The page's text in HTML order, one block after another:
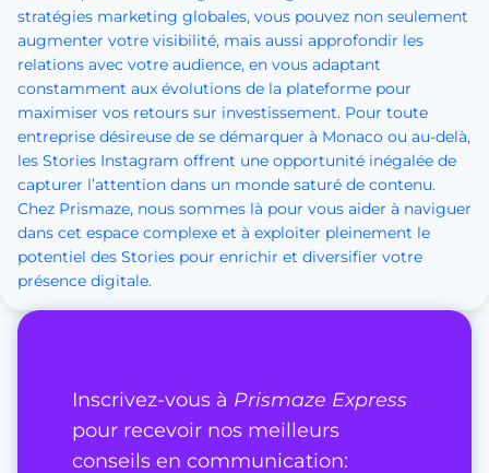
stratégies marketing globales, vous pouvez non seulement
augmenter votre visibilité, mais aussi approfondir les
relations avec votre audience, en vous adaptant
constamment aux évolutions de la plateforme pour
maximiser vos retours sur investissement. Pour toute
entreprise désireuse de se démarquer à Monaco ou au-delà,
les Stories Instagram offrent une opportunité inégalée de
capturer l’attention dans un monde saturé de contenu.
Chez Prismaze, nous sommes là pour vous aider à naviguer
dans cet espace complexe et à exploiter pleinement le
potentiel des Stories pour enrichir et diversifier votre
présence digitale.
Inscrivez-vous à Prismaze Express
pour recevoir nos meilleurs
conseils en communication: